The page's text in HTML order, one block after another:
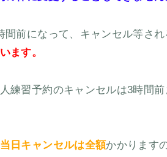
間前になって、キャンセル等さ
ます。
練習予約のキャンセルは3時間前
日キャンセルは全額かかります